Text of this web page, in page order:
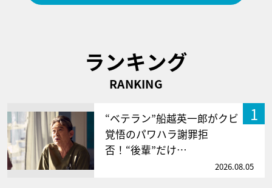
ランキング
RANKING
1
“ベテラン”船越英一郎がクビ
覚悟のパワハラ謝罪拒
否！“後輩”だけ…
2026.08.05